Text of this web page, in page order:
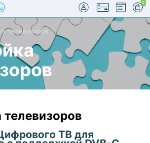
0
телевизоров
ТВ для